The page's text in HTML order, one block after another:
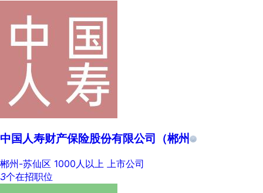
中国人寿财产保险股份有限公司（郴州
郴州-苏仙区 1000人以上 上市公司
3个在招职位